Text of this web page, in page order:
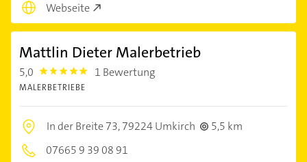
Webseite
Mattlin Dieter Malerbetrieb
5,0 5.0 1 Bewertung
MALERBETRIEBE
In der Breite 73,79224 Umkirch
5,5 km
07665 9 39 08 91